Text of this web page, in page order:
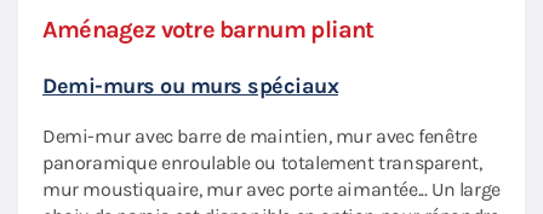
Aménagez votre barnum pliant
Demi-murs ou murs spéciaux
Demi-mur avec barre de maintien, mur avec fenêtre
panoramique enroulable ou totalement transparent,
mur moustiquaire, mur avec porte aimantée... Un large